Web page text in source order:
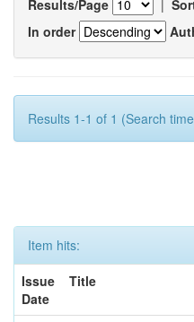
Results/Page |
In order
Results 1-1 of 1 (Search
Item hits:
Issue
Date
Title